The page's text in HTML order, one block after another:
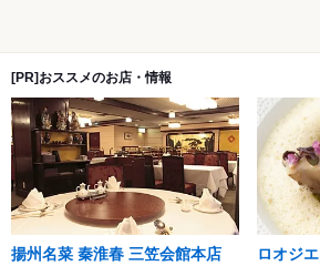
[PR]おススメのお店・情報
揚州名菜 秦淮春 三笠会館本店 ロオジエ